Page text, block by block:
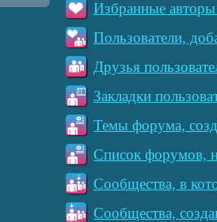
Избранные авторы
Пользователи,
Друзья
Закладки
Темы форума,
Список форумов,
Сообщества, в
Сообщества,